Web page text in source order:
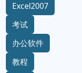
Excel2007
考试
办公软件
教程